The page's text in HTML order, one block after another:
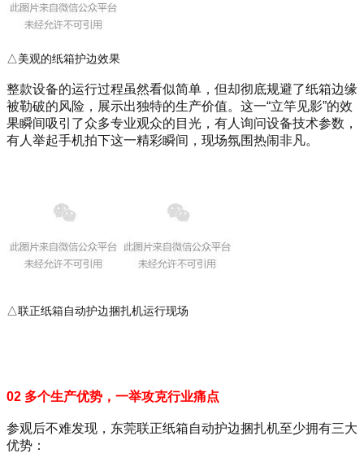
△美观的纸箱护边效果
整款设备的运行过程虽然看似简单，但却彻底规避了纸箱边缘
被勒破的风险，展示出独特的生产价值。这一“立竿见影”的效
果瞬间吸引了众多专业观众的目光，有人询问设备技术参数，
有人举起手机拍下这一精彩瞬间，现场氛围热闹非凡。
△联正纸箱自动护边捆扎机运行现场
02 多个生产优势，一举攻克行业痛点
参观后不难发现，东莞联正纸箱自动护边捆扎机至少拥有三大
优势：